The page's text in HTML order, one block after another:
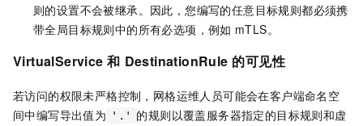
则的设置不会被继承。因此，您编写的任意目标规则都必须携
带全局目标规则中的所有必选项，例如 mTLS。
VirtualService 和 DestinationRule 的可见性
若访问的权限未严格控制，网格运维人员可能会在客户端命名空
间中编写导出值为
'.'
的规则以覆盖服务器指定的目标规则和虚